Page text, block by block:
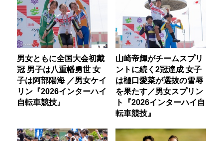
男女ともに全国大会初戴
冠 男子は八重幡勇世 女
子は阿部陽海 ／男女ケイ
リン『2026インターハイ
自転車競技』
山崎帝輝がチームスプリ
ントに続く2冠達成 女子
は樋口愛菜が選抜の雪辱
を果たす／男女スプリン
ト『2026インターハイ自
転車競技』